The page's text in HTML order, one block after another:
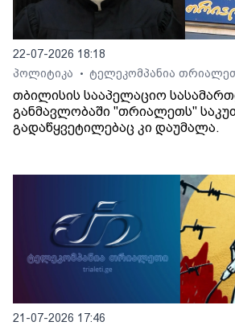
22-07-2026 18:18
პოლიტიკა
• ტელეკომპანია
თბილისის სააპელაციო
განმავლობაში "თრიალეთს"
გადაწყვეტილებაც კი დაუმალა.
21-07-2026 17:46